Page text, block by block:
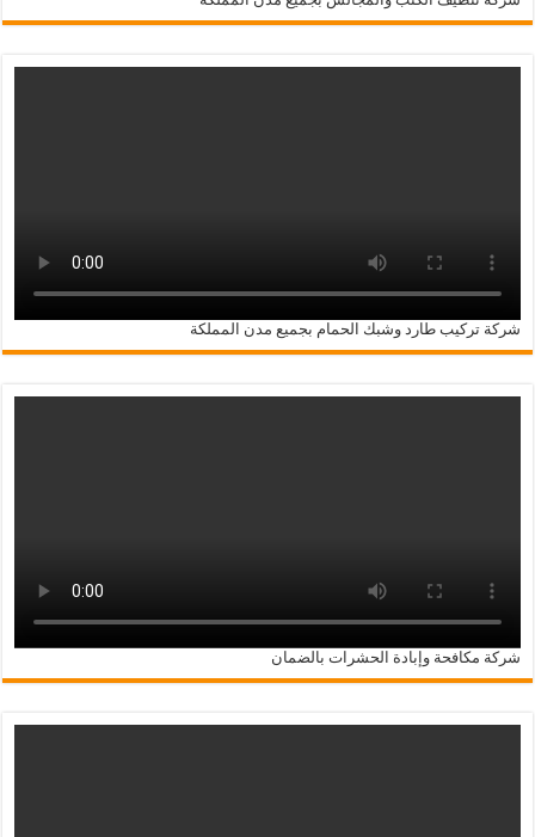
شركة تركيب طارد وشبك الحمام بجميع مدن المملكة
شركة مكافحة وإبادة الحشرات بالضمان